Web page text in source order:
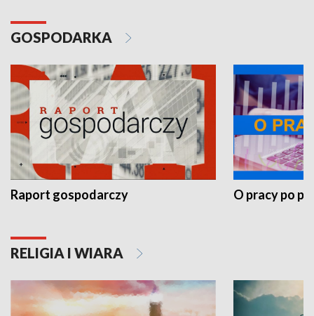
GOSPODARKA
Raport gospodarczy O pracy po
RELIGIA I WIARA